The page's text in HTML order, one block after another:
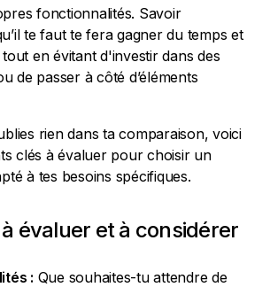
fonctionnalités. Savoir
te faut te fera gagner du temps et
en évitant d'investir dans des
de passer à côté d’éléments
rien dans ta comparaison, voici
clés à évaluer pour choisir un
à tes besoins spécifiques.
évaluer et à considérer
: Que souhaites-tu attendre de